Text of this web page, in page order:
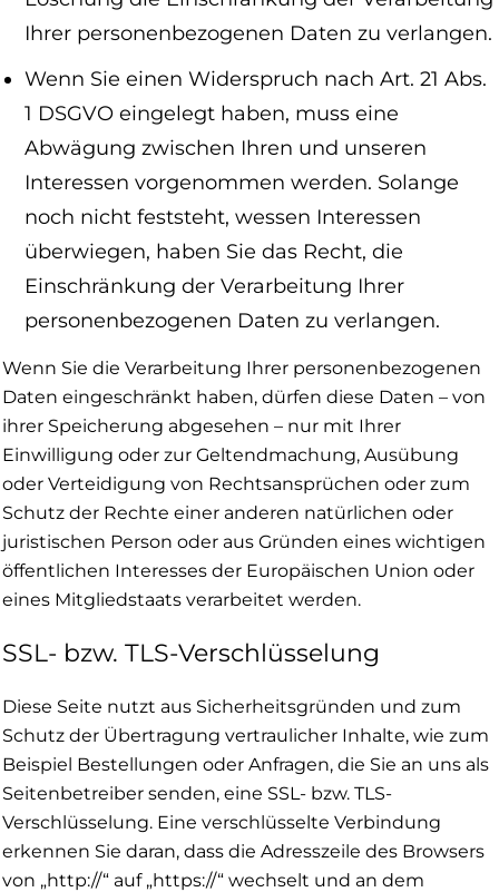
Ihrer personenbezogenen Daten zu verlangen.
Wenn Sie einen Widerspruch nach Art. 21 Abs.
1 DSGVO eingelegt haben, muss eine
Abwägung zwischen Ihren und unseren
Interessen vorgenommen werden. Solange
noch nicht feststeht, wessen Interessen
überwiegen, haben Sie das Recht, die
Einschränkung der Verarbeitung Ihrer
personenbezogenen Daten zu verlangen.
Wenn Sie die Verarbeitung Ihrer personenbezogenen
Daten eingeschränkt haben, dürfen diese Daten – von
ihrer Speicherung abgesehen – nur mit Ihrer
Einwilligung oder zur Geltendmachung, Ausübung
oder Verteidigung von Rechtsansprüchen oder zum
Schutz der Rechte einer anderen natürlichen oder
juristischen Person oder aus Gründen eines wichtigen
öffentlichen Interesses der Europäischen Union oder
eines Mitgliedstaats verarbeitet werden.
SSL- bzw. TLS-Verschlüsselung
Diese Seite nutzt aus Sicherheitsgründen und zum
Schutz der Übertragung vertraulicher Inhalte, wie zum
Beispiel Bestellungen oder Anfragen, die Sie an uns als
Seitenbetreiber senden, eine SSL- bzw. TLS-
Verschlüsselung. Eine verschlüsselte Verbindung
erkennen Sie daran, dass die Adresszeile des Browsers
von „http://“ auf „https://“ wechselt und an dem